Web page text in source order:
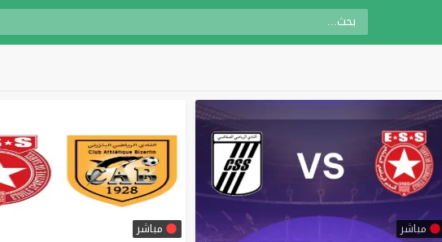
مباشر مباشر